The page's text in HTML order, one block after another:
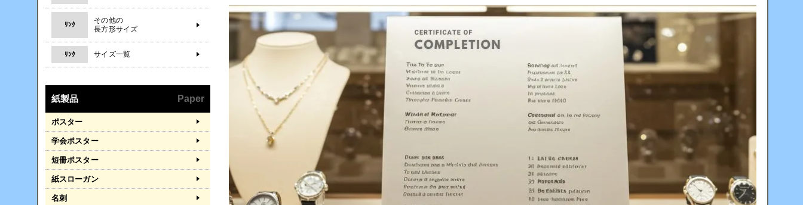
ﾘﾝｸ
その他の
長方形サイズ
ﾘﾝｸ サイズ一覧
紙製品 Paper
ポスター
学会ポスター
短冊ポスター
紙スローガン
名刺